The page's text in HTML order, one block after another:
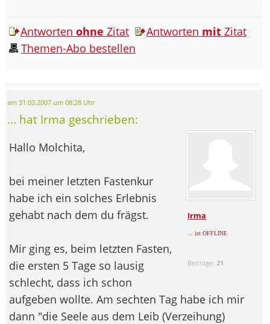
Antworten ohne Zitat Antworten mit Zitat
Themen-Abo bestellen
am 31.03.2007 um 08:28 Uhr
... hat Irma geschrieben:
Irma
... ist OFFLINE
Beiträge: 21
Hallo Molchita,
bei meiner letzten Fastenkur
habe ich ein solches Erlebnis
gehabt nach dem du frägst.
Mir ging es, beim letzten Fasten,
die ersten 5 Tage so lausig
schlecht, dass ich schon
aufgeben wollte. Am sechten Tag habe ich mir
dann "die Seele aus dem Leib (Verzeihung)